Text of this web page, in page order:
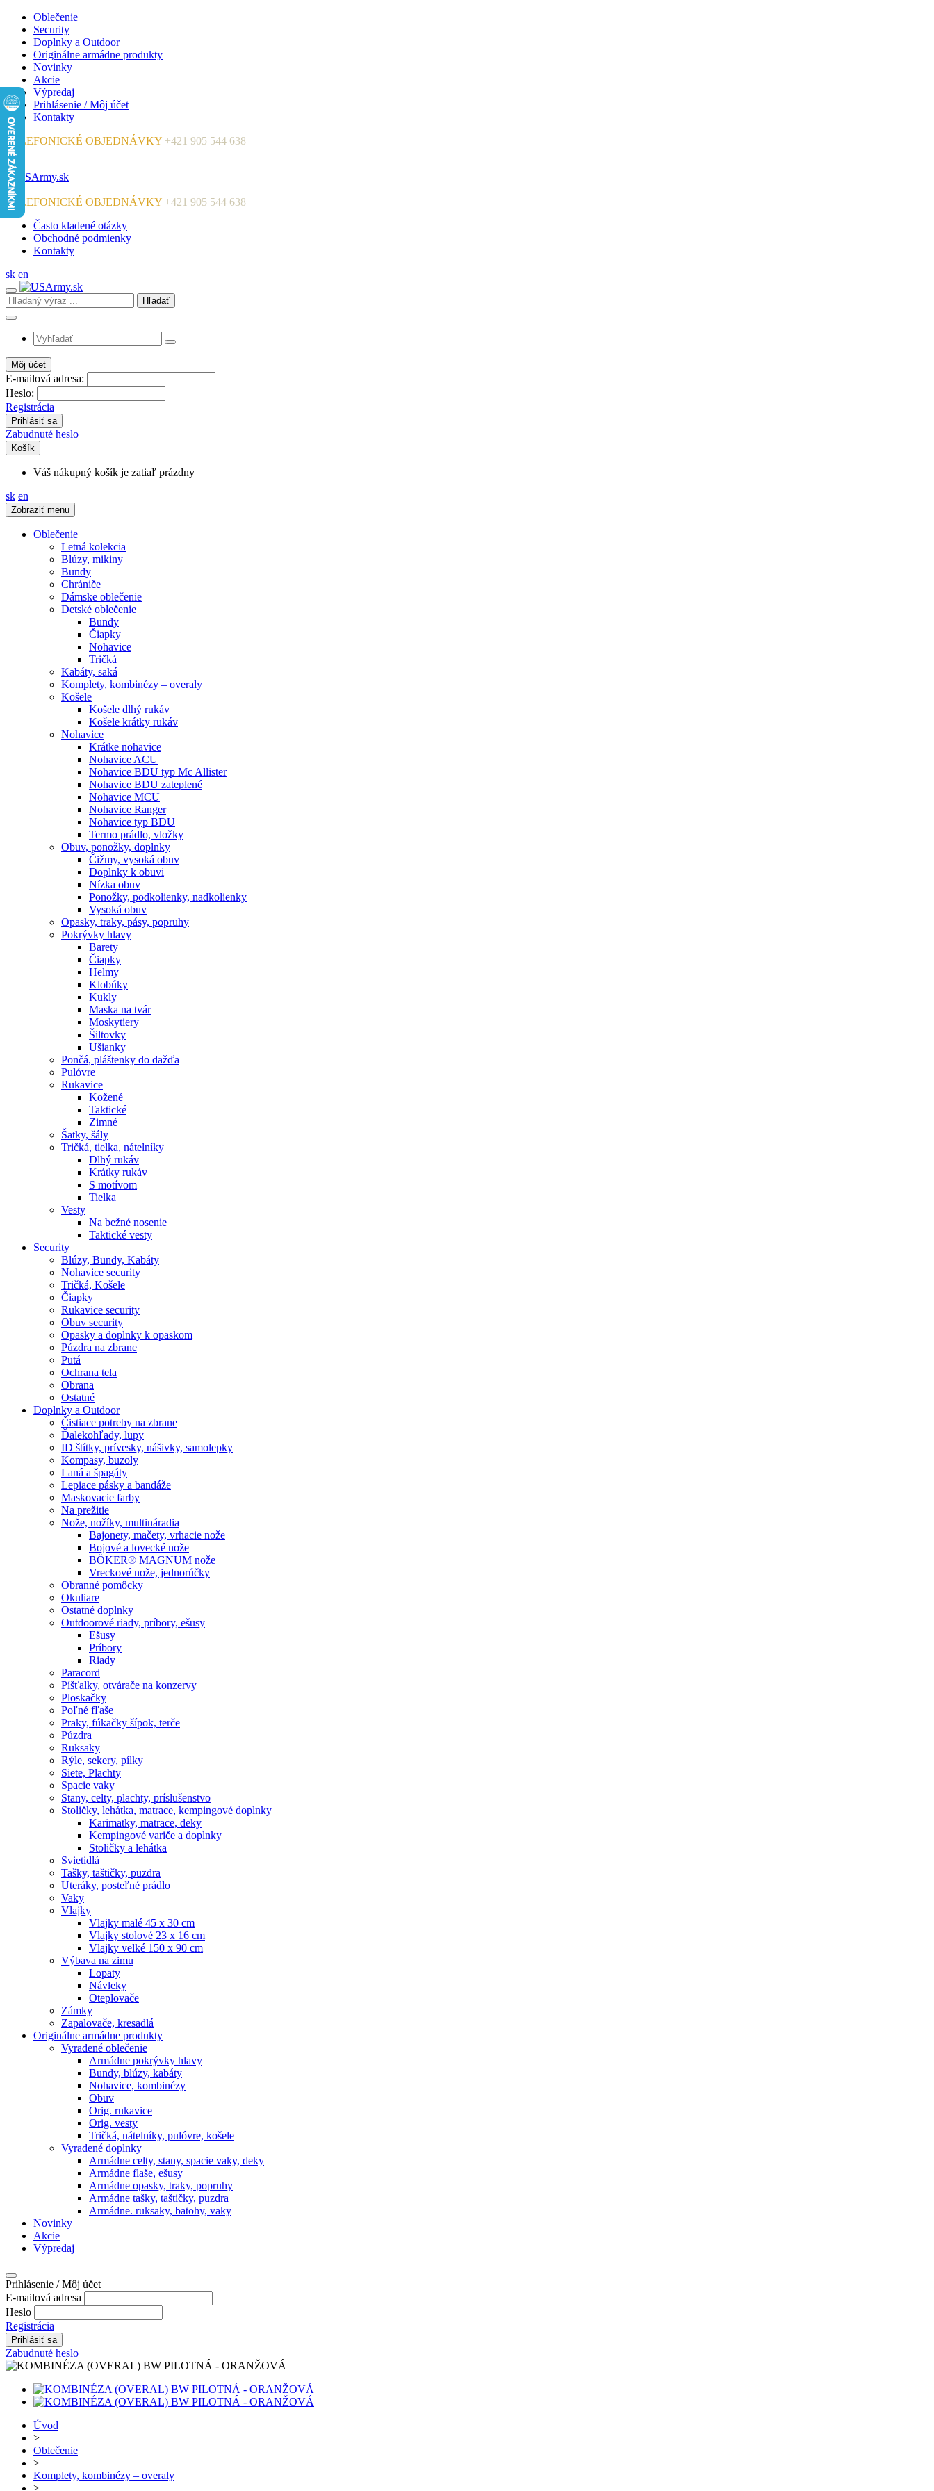
Oblečenie
Security
Doplnky a Outdoor
Originálne armádne produkty
Novinky
Akcie
Výpredaj
Prihlásenie / Môj účet
Kontakty
TELEFONICKÉ OBJEDNÁVKY +421 905 544 638
TELEFONICKÉ OBJEDNÁVKY +421 905 544 638
Často kladené otázky
Obchodné podmienky
Kontakty
sk en
Hľadať
Môj účet
E-mailová adresa:
Heslo:
Registrácia
Zabudnuté heslo
Košík
Váš nákupný košík je zatiaľ prázdny
sk en
Zobraziť menu
Oblečenie
Letná kolekcia
Blúzy, mikiny
Bundy
Chrániče
Dámske oblečenie
Detské oblečenie
Bundy
Čiapky
Nohavice
Tričká
Kabáty, saká
Komplety, kombinézy – overaly
Košele
Košele dlhý rukáv
Košele krátky rukáv
Nohavice
Krátke nohavice
Nohavice ACU
Nohavice BDU typ Mc Allister
Nohavice BDU zateplené
Nohavice MCU
Nohavice Ranger
Nohavice typ BDU
Termo prádlo, vložky
Obuv, ponožky, doplnky
Čižmy, vysoká obuv
Doplnky k obuvi
Nízka obuv
Ponožky, podkolienky, nadkolienky
Vysoká obuv
Opasky, traky, pásy, popruhy
Pokrývky hlavy
Barety
Čiapky
Helmy
Klobúky
Kukly
Maska na tvár
Moskytiery
Šiltovky
Ušianky
Pončá, pláštenky do dažďa
Pulóvre
Rukavice
Kožené
Taktické
Zimné
Šatky, šály
Tričká, tielka, nátelníky
Dlhý rukáv
Krátky rukáv
S motívom
Tielka
Vesty
Na bežné nosenie
Taktické vesty
Security
Blúzy, Bundy, Kabáty
Nohavice security
Tričká, Košele
Čiapky
Rukavice security
Obuv security
Opasky a doplnky k opaskom
Púzdra na zbrane
Putá
Ochrana tela
Obrana
Ostatné
Doplnky a Outdoor
Čistiace potreby na zbrane
Ďalekohľady, lupy
ID štítky, prívesky, nášivky, samolepky
Kompasy, buzoly
Laná a špagáty
Lepiace pásky a bandáže
Maskovacie farby
Na prežitie
Nože, nožíky, multináradia
Bajonety, mačety, vrhacie nože
Bojové a lovecké nože
BÖKER® MAGNUM nože
Vreckové nože, jednorúčky
Obranné pomôcky
Okuliare
Ostatné doplnky
Outdoorové riady, príbory, ešusy
Ešusy
Príbory
Riady
Paracord
Píšťalky, otvárače na konzervy
Ploskačky
Poľné fľaše
Praky, fúkačky šípok, terče
Púzdra
Ruksaky
Rýle, sekery, pílky
Siete, Plachty
Spacie vaky
Stany, celty, plachty, príslušenstvo
Stoličky, lehátka, matrace, kempingové doplnky
Karimatky, matrace, deky
Kempingové variče a doplnky
Stoličky a lehátka
Svietidlá
Tašky, taštičky, puzdra
Uteráky, posteľné prádlo
Vaky
Vlajky
Vlajky malé 45 x 30 cm
Vlajky stolové 23 x 16 cm
Vlajky velké 150 x 90 cm
Výbava na zimu
Lopaty
Návleky
Oteplovače
Zámky
Zapalovače, kresadlá
Originálne armádne produkty
Vyradené oblečenie
Armádne pokrývky hlavy
Bundy, blúzy, kabáty
Nohavice, kombinézy
Obuv
Orig. rukavice
Orig. vesty
Tričká, nátelníky, pulóvre, košele
Vyradené doplnky
Armádne celty, stany, spacie vaky, deky
Armádne flaše, ešusy
Armádne opasky, traky, popruhy
Armádne tašky, taštičky, puzdra
Armádne. ruksaky, batohy, vaky
Novinky
Akcie
Výpredaj
Prihlásenie / Môj účet
E-mailová adresa
Heslo
Registrácia
Zabudnuté heslo
Úvod
>
Oblečenie
>
Komplety, kombinézy – overaly
>